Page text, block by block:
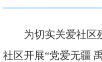
为切实关爱社区残
社区开展“党爱无疆